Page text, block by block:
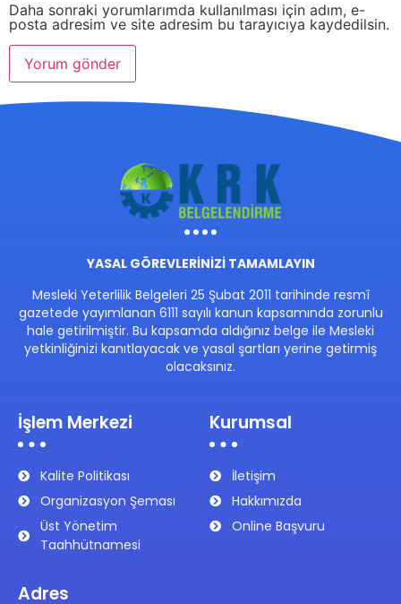
Daha sonraki yorumlarımda kullanılması için adım, e-
posta adresim ve site adresim bu tarayıcıya kaydedilsin.
YASAL GÖREVLERİNİZİ TAMAMLAYIN
Mesleki Yeterlilik Belgeleri 25 Şubat 2011 tarihinde resmî
gazetede yayımlanan 6111 sayılı kanun kapsamında zorunlu
hale getirilmiştir. Bu kapsamda aldığınız belge ile Mesleki
yetkinliğinizi kanıtlayacak ve yasal şartları yerine getirmiş
olacaksınız.
İşlem Merkezi
Kalite Politikası
Organizasyon Şeması
Üst Yönetim
Taahhütnamesi
Kurumsal
İletişim
Hakkımızda
Online Başvuru
Adres